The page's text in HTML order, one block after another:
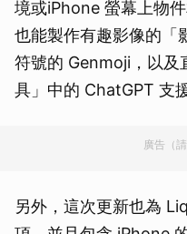
境或iPhone 螢幕上物
也能製作有趣影像的「
符號的 Genmoji，以及
具」中的 ChatGPT 支
廣告（
另外，這次更新也為